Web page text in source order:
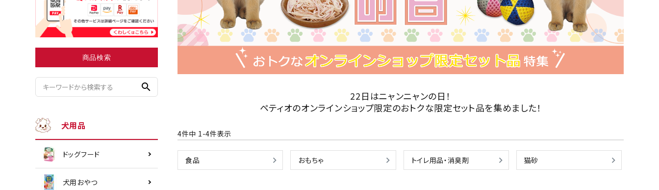
小型犬にオススメ ダイエット中にオススメ まとめ買いでオトク！！ ネコポス対象商品一覧
商品検索
search
犬用品
ドッグフード
犬用おやつ
22日はニャンニャンの日！
ペティオのオンラインショップ限定のおトクな限定セット品を集めました！
4件中 1-4件表示
食品 おもちゃ トイレ用品・消臭剤 猫砂